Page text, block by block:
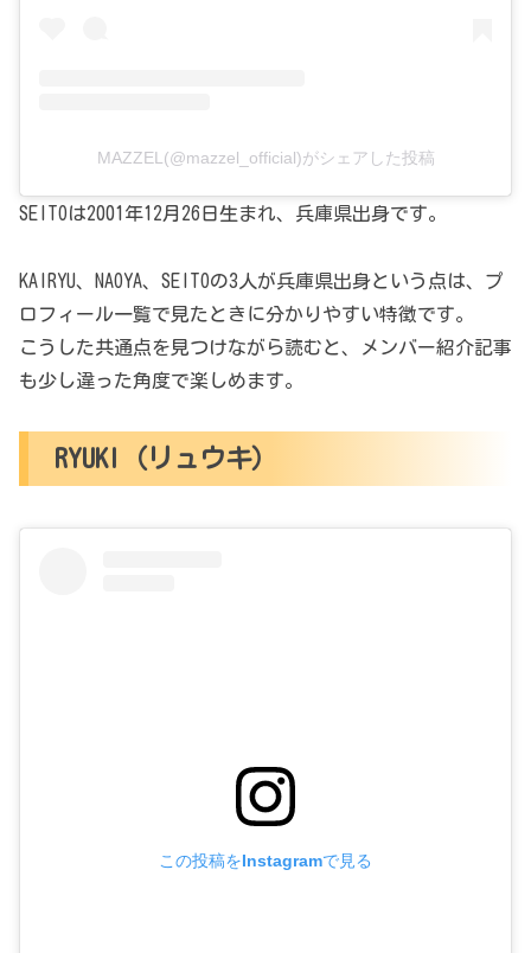
MAZZEL(@mazzel_official)がシェアした投稿
SEITOは2001年12月26日生まれ、兵庫県出身です。
KAIRYU、NAOYA、SEITOの3人が兵庫県出身という点は、プ
ロフィール一覧で見たときに分かりやすい特徴です。
こうした共通点を見つけながら読むと、メンバー紹介記事
も少し違った角度で楽しめます。
RYUKI（リュウキ）
この投稿をInstagramで見る